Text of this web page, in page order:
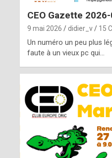
CEO Gazette
9 mai 2026 didier_v 15
Un numéro un peu plus
faute à un vieux pc qui…